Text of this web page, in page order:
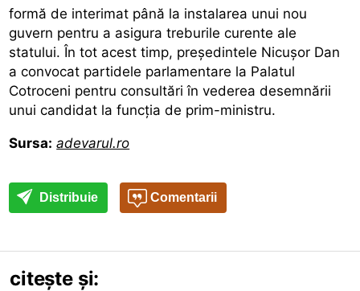
formă de interimat până la instalarea unui nou
guvern pentru a asigura treburile curente ale
statului. În tot acest timp, președintele Nicușor Dan
a convocat partidele parlamentare la Palatul
Cotroceni pentru consultări în vederea desemnării
unui candidat la funcția de prim-ministru.
Sursa: adevarul.ro
Distribuie Comentarii
citește și: